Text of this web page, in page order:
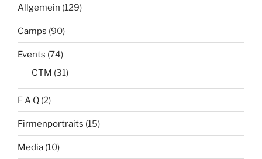
Allgemein (129)
Camps (90)
Events (74)
CTM (31)
F A Q (2)
Firmenportraits (15)
Media (10)